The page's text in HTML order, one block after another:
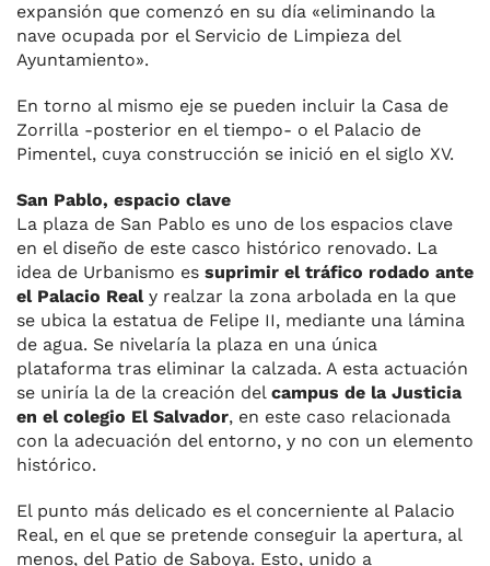
expansión que comenzó en su día «eliminando la
nave ocupada por el Servicio de Limpieza del
Ayuntamiento».
En torno al mismo eje se pueden incluir la Casa de
Zorrilla -posterior en el tiempo- o el Palacio de
Pimentel, cuya construcción se inició en el siglo XV.
San Pablo, espacio clave
La plaza de San Pablo es uno de los espacios clave
en el diseño de este casco histórico renovado. La
idea de Urbanismo es suprimir el tráfico rodado ante
el Palacio Realy realzar la zona arbolada en la que
se ubica la estatua de Felipe II, mediante una lámina
de agua. Se nivelaría la plaza en una única
plataforma tras eliminar la calzada. A esta actuación
se uniría la de la creación del campus de la Justicia
en el colegio El Salvador, en este caso relacionada
con la adecuación del entorno, y no con un elemento
histórico.
El punto más delicado es el concerniente al Palacio
Real, en el que se pretende conseguir la apertura, al
menos, del Patio de Saboya. Esto, unido a